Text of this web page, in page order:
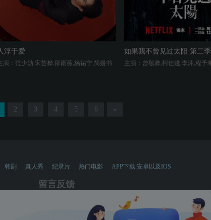
浮于爱
演：范少勋,宋芸桦,邵雨薇,杨祐宁,简嫚书
如果我不曾见过太阳 第二季
2 3 4 5 6 »
韩剧 真人秀 纪录片 热门电影 APP下载:安卓以及IOS
留言反馈